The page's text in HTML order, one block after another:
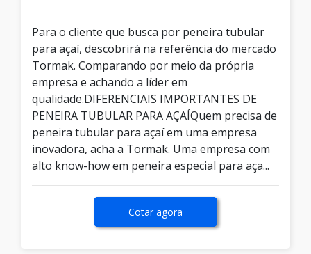
Para o cliente que busca por peneira tubular
para açaí, descobrirá na referência do mercado
Tormak. Comparando por meio da própria
empresa e achando a líder em
qualidade.DIFERENCIAIS IMPORTANTES DE
PENEIRA TUBULAR PARA AÇAÍQuem precisa de
peneira tubular para açaí em uma empresa
inovadora, acha a Tormak. Uma empresa com
alto know-how em peneira especial para aça...
Cotar agora